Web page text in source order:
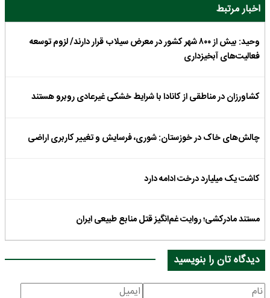
اخبار مرتبط
وحید: بیش از ۸۰۰ شهر کشور در معرض سیلاب‌ قرار دارند/ لزوم توسعه
فعالیت‌های آبخیزداری
کشاورزان در مناطقی از کانادا با شرایط خشکی غیرعادی روبرو هستند
چالش‌های خاک در خوزستان: شوری، فرسایش و تغییر کاربری اراضی
کاشت یک میلیارد درخت ادامه دارد
مستند مادرکشی؛ روایت غم‌انگیز قتل منابع طبیعی ایران
دیدگاه تان را بنویسید